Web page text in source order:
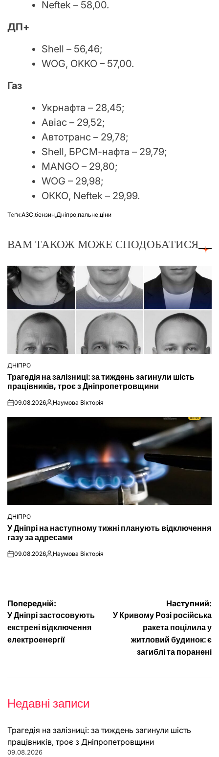
Neftek – 58,00.
ДП+
Shell – 56,46;
WOG, OKKO – 57,00.
Газ
Укрнафта – 28,45;
Авіас – 29,52;
Автотранс – 29,78;
Shell, БРСМ-нафта – 29,79;
MANGO – 29,80;
WOG – 29,98;
ОККО, Neftek – 29,99.
Теґи:АЗС,бензин,Дніпро,пальне,ціни
ВАМ ТАКОЖ МОЖЕ СПОДОБАТИСЯ
ОПУБЛІКУВАТИ
ДНІПРО
Трагедія на залізниці: за тиждень загинули шість
працівників, троє з Дніпропетровщини
on09.08.2026Опубліковано
Наумова Вікторія
ОПУБЛІКУВАТИ
У
ДНІПРО
У Дніпрі на наступному тижні планують відключення
газу за адресами
on09.08.2026Опубліковано
Наумова Вікторія
Навігація
записів
Попередній:
У Дніпрі застосовують
екстрені відключення
електроенергії
Наступний:
У Кривому Розі російська
ракета поцілила у
житловий будинок: є
загиблі та поранені
Недавні записи
Трагедія на залізниці: за тиждень загинули шість
працівників, троє з Дніпропетровщини
09.08.2026